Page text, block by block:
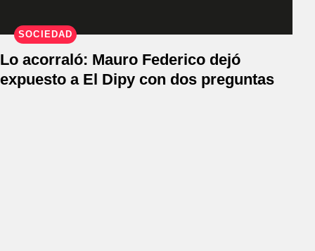
SOCIEDAD
Lo acorraló: Mauro Federico dejó
expuesto a El Dipy con dos preguntas